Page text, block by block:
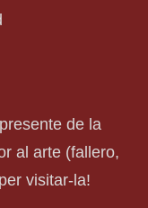
de la
al arte (fallero,
visitar-la!